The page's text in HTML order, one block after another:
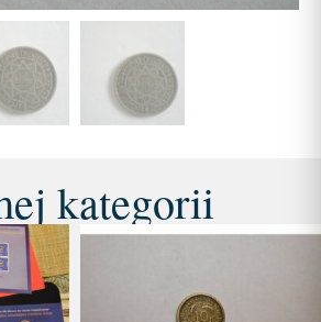
kategorii